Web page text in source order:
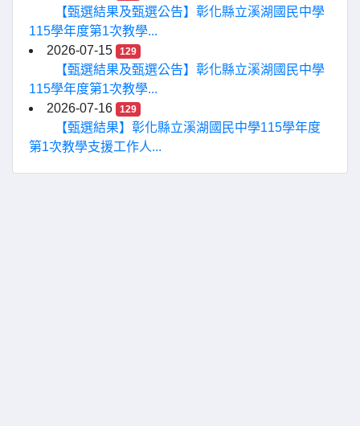
【甄選結果及甄選公告】彰化縣立溪湖國民中學
115學年度第1次教學...
2026-07-15
129
【甄選結果及甄選公告】彰化縣立溪湖國民中學
115學年度第1次教學...
2026-07-16
129
【甄選結果】彰化縣立溪湖國民中學115學年度
第1次教學支援工作人...